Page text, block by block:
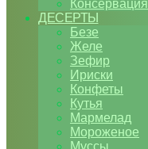
Консервация
ДЕСЕРТЫ
Безе
Желе
Зефир
Ириски
Конфеты
Кутья
Мармелад
Мороженое
Муссы